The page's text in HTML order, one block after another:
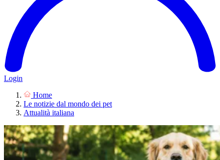
Login
Home
Le notizie dal mondo dei pet
Attualità italiana